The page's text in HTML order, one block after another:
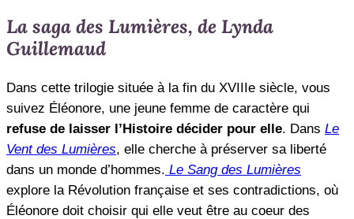
La saga des Lumières, de Lynda
Guillemaud
Dans cette trilogie située à la fin du XVIIIe siècle, vous
suivez Éléonore, une jeune femme de caractère qui
refuse de laisser l’Histoire décider pour elle. Dans Le
Vent des Lumières, elle cherche à préserver sa liberté
dans un monde d’hommes. Le Sang des Lumières
explore la Révolution française et ses contradictions, où
Éléonore doit choisir qui elle veut être au coeur des